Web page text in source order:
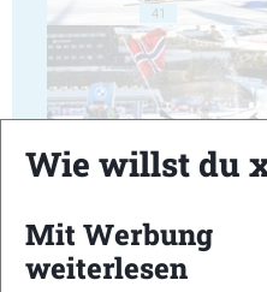
41
Wie willst du
Mit Werbung
weiterlesen